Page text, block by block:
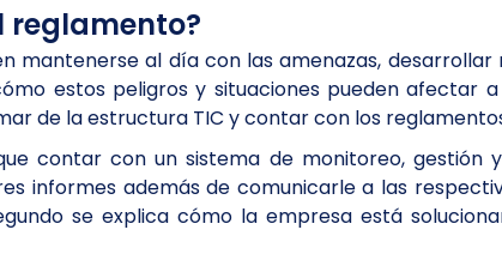
reglamento?
mantenerse al día con las amenazas,
estos peligros y situaciones pueden
de la estructura TIC y contar con los
contar con un sistema de monitoreo, gestión
informes además de comunicarle a las
se explica cómo la empresa está